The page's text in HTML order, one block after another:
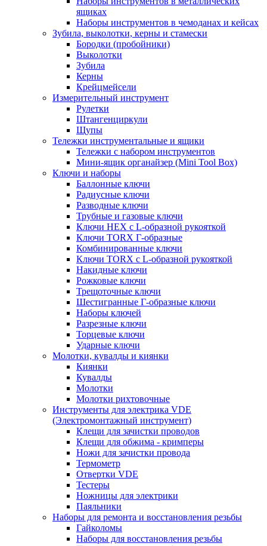
ящиках
Наборы инструментов в чемоданах и кейсах
Зубила, выколотки, керны и стамески
Бородки (пробойники)
Выколотки
Зубила
Керны
Крейцмейсели
Измерительный инструмент
Рулетки
Штангенциркули
Щупы
Тележки инструментальные и ящики
Тележки с набором инструментов
Мини-ящик органайзер (Mini Tool Box)
Ключи и наборы
Баллонные ключи
Радиусные ключи
Разводные ключи
Трубные и газовые ключи
Ключи HEX с L-образной рукояткой
Ключи TORX Г-образные
Комбинированные ключи
Ключи TORX с L-образной рукояткой
Накидные ключи
Рожковые ключи
Трещоточные ключи
Шестигранные Г-образные ключи
Наборы ключей
Разрезные ключи
Торцевые ключи
Ударные ключи
Молотки, кувалды и киянки
Киянки
Кувалды
Молотки
Молотки рихтовочные
Инструменты для электрика VDE
(Электромонтажный инструмент)
Клещи для зачистки проводов
Клещи для обжима - кримперы
Ножи для зачистки провода
Термометр
Отвертки VDE
Тестеры
Ножницы для электрики
Паяльники
Наборы для ремонта и восстановления резьбы
Гайколомы
Наборы для восстановления резьбы